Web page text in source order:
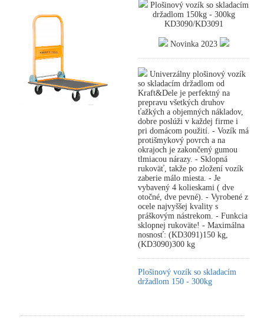
Plošinový vozík so skladacím
držadlom 150kg - 300kg
KD3090/KD3091
Novinka 2023
Univerzálny plošinový vozík
so skladacím držadlom od
Kraft&Dele je perfektný na
prepravu všetkých druhov
ťažkých a objemných nákladov,
dobre poslúži v každej firme i
pri domácom použití. - Vozík má
protišmykový povrch a na
okrajoch je zakončený gumou
tlmiacou nárazy. - Sklopná
rukoväť, takže po zložení vozík
zaberie málo miesta. - Je
vybavený 4 kolieskami ( dve
otočné, dve pevné). - Vyrobené z
ocele najvyššej kvality s
práškovým nástrekom. - Funkcia
sklopnej rukoväte! - Maximálna
nosnosť: (KD3091)150 kg,
(KD3090)300 kg
Plošinový vozík so skladacím
držadlom 150 - 300kg